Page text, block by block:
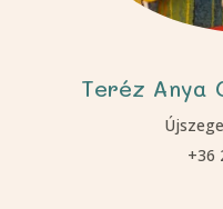
Teréz Anya
+36